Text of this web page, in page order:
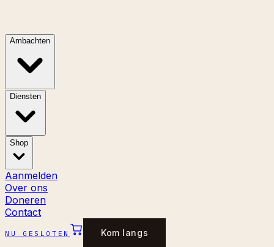
Ambachten
Diensten
Shop
Aanmelden
Over ons
Doneren
Contact
NU GESLOTEN Kom langs